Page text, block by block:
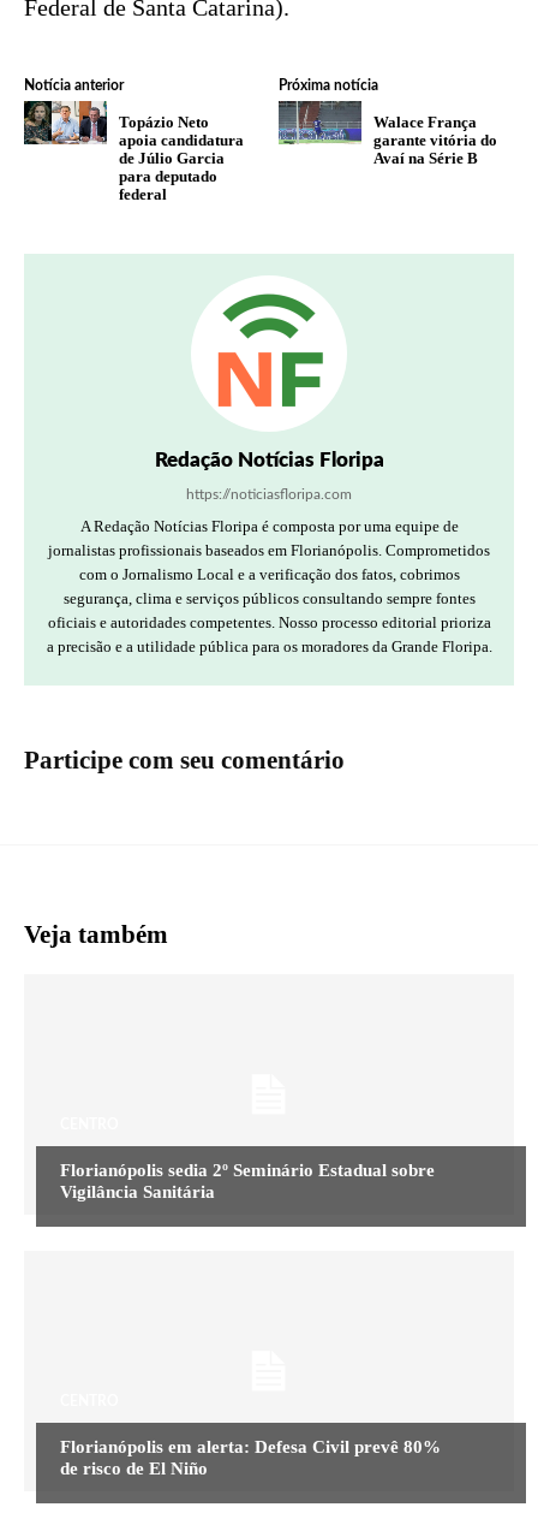
Federal de Santa Catarina).
Notícia anterior
Topázio Neto
apoia candidatura
de Júlio Garcia
para deputado
federal
Próxima notícia
Walace França
garante vitória do
Avaí na Série B
Redação Notícias Floripa
https://noticiasfloripa.com
A Redação Notícias Floripa é composta por uma equipe de
jornalistas profissionais baseados em Florianópolis. Comprometidos
com o Jornalismo Local e a verificação dos fatos, cobrimos
segurança, clima e serviços públicos consultando sempre fontes
oficiais e autoridades competentes. Nosso processo editorial prioriza
a precisão e a utilidade pública para os moradores da Grande Floripa.
Participe com seu comentário
Veja também
Florianópolis sedia 2º Seminário Estadual sobre
Vigilância Sanitária
Florianópolis em alerta: Defesa Civil prevê 80%
de risco de El Niño